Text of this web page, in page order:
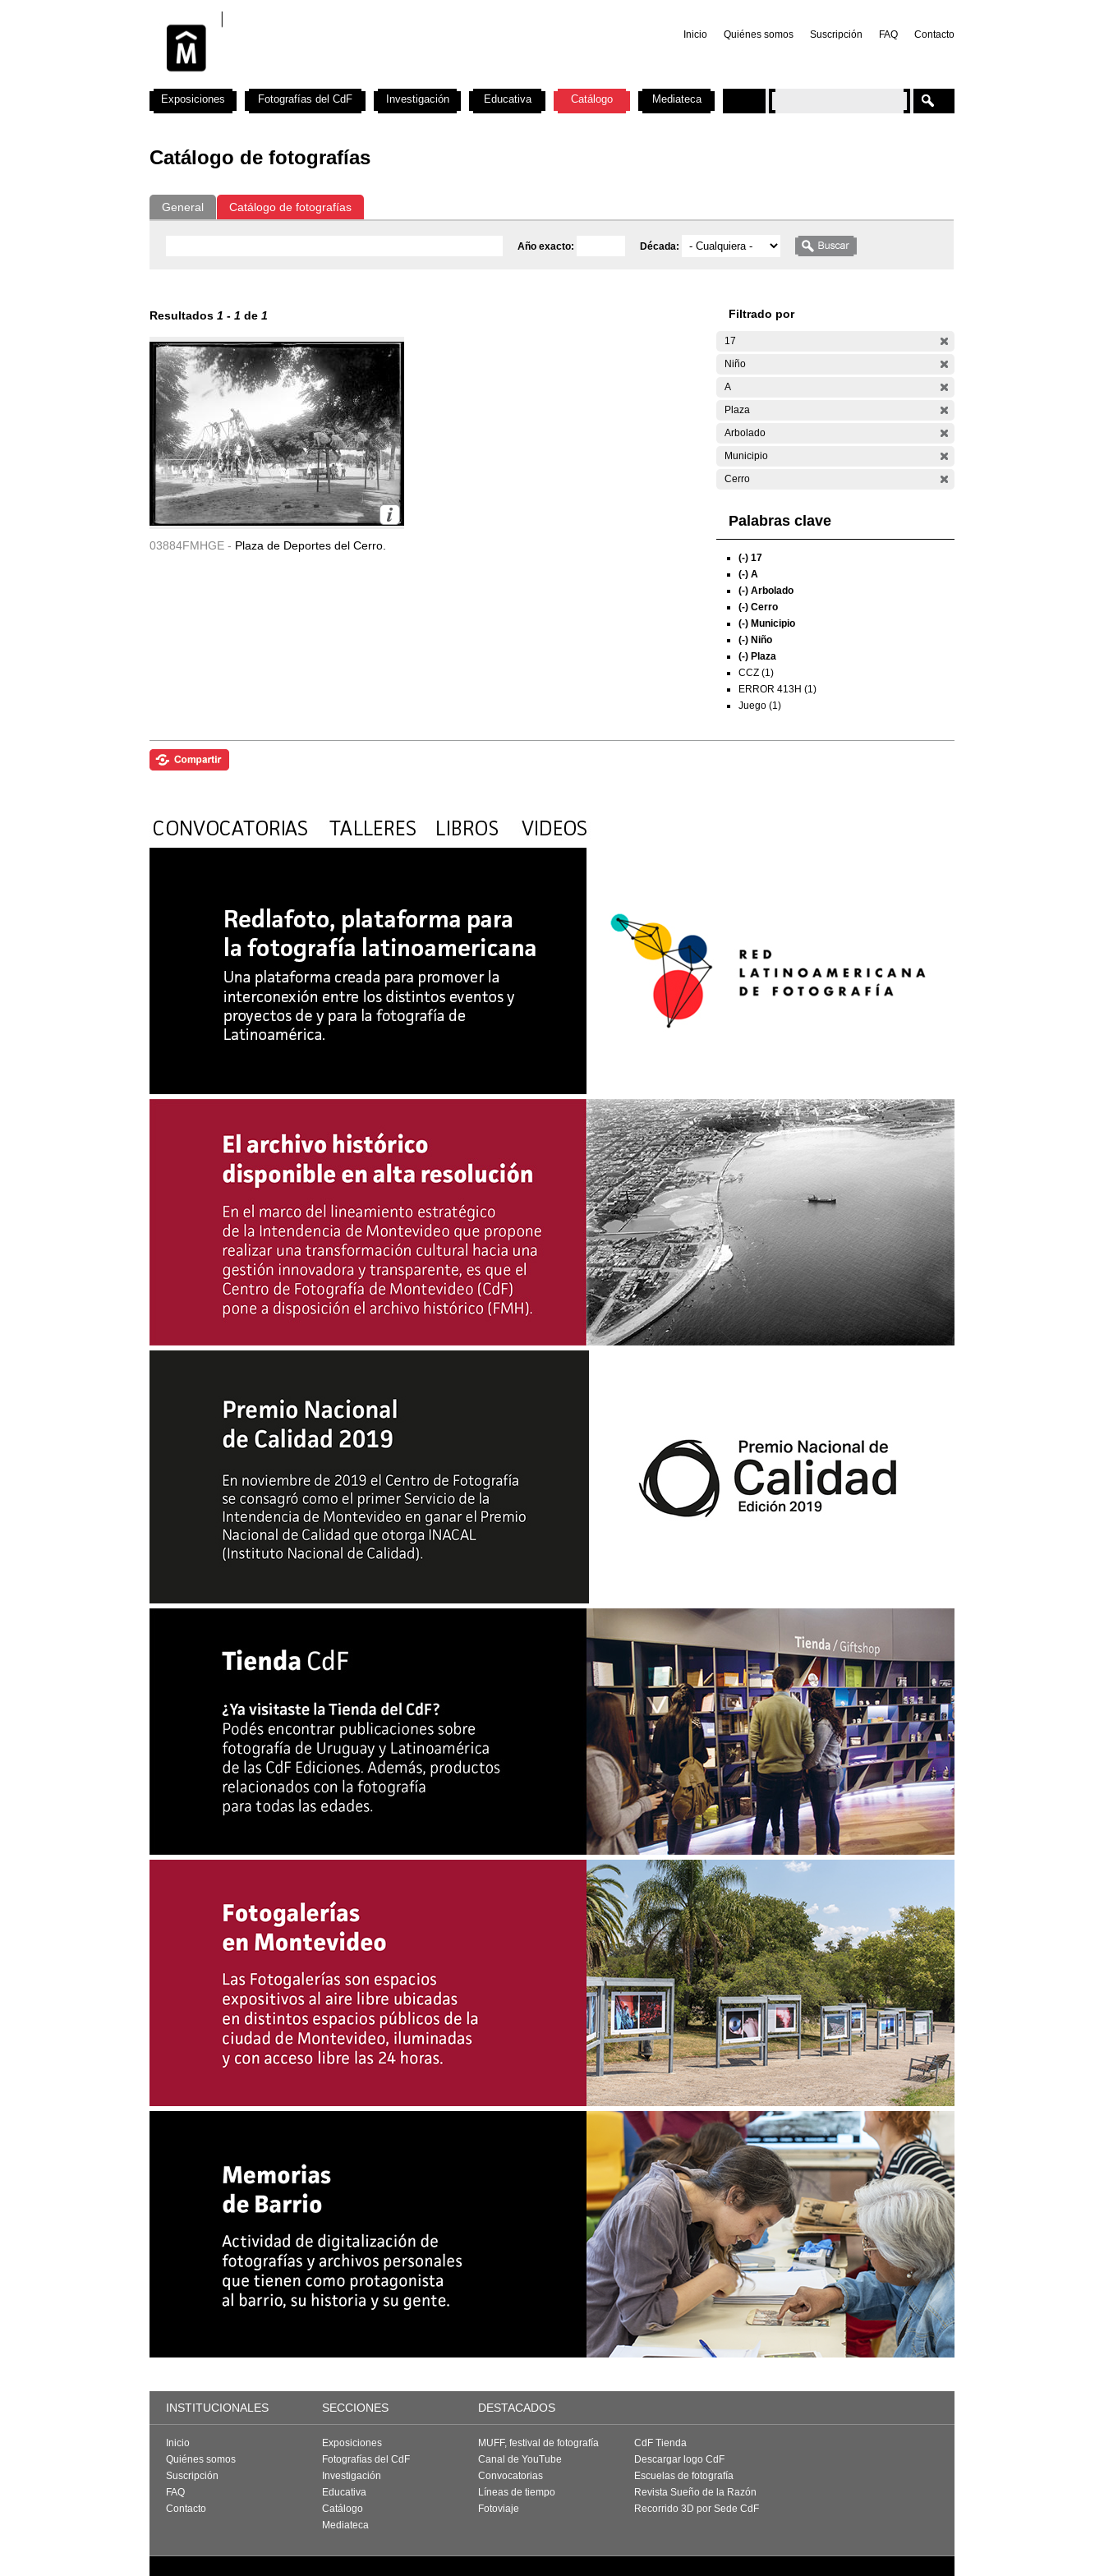
Inicio Quiénes somos Suscripción FAQ Contacto
Catálogo de fotografías
General Catálogo de fotografías
Año exacto: Década:
Resultados 1 - 1 de 1
03884FMHGE - Plaza de Deportes del Cerro.
Filtrado por
17
Niño
A
Plaza
Arbolado
Municipio
Cerro
Palabras clave
(-) 17
(-) A
(-) Arbolado
(-) Cerro
(-) Municipio
(-) Niño
(-) Plaza
CCZ (1)
ERROR 413H (1)
Juego (1)
Exposiciones Fotografías del CdF Investigación Educativa Catálogo Mediateca
INSTITUCIONALES SECCIONES DESTACADOS
Inicio
Quiénes somos
Suscripción
FAQ
Contacto
Exposiciones
Fotografías del CdF
Investigación
Educativa
Catálogo
Mediateca
MUFF, festival de fotografía
Canal de YouTube
Convocatorias
Líneas de tiempo
Fotoviaje
CdF Tienda
Descargar logo CdF
Escuelas de fotografía
Revista Sueño de la Razón
Recorrido 3D por Sede CdF